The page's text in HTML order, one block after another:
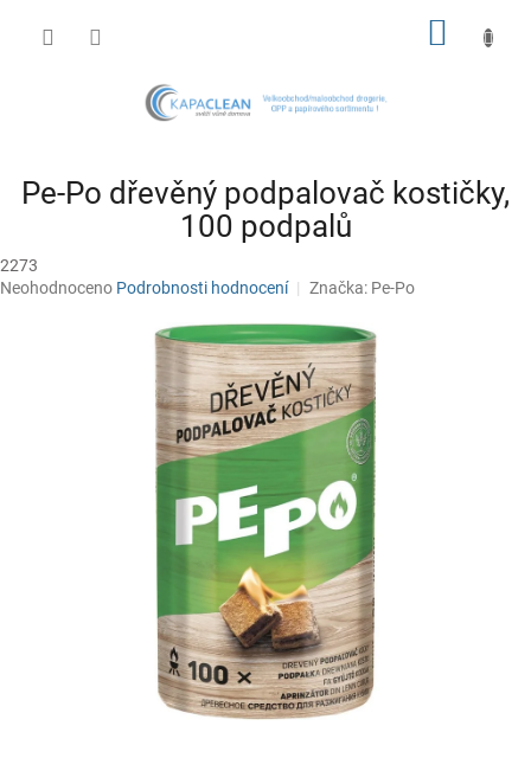
Pe-Po dřevěný podpalovač kostičky,
100 podpalů
2273
Průměrné
Neohodnoceno Podrobnosti hodnocení Značka: Pe-Po